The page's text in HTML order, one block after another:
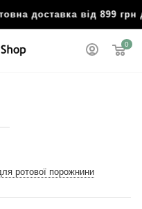
доставка від 899
0
—
ротової порожнини